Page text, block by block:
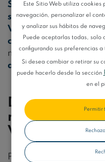
Este Sitio Web utiliza
navegación, personalizar el
y analizar sus hábitos de
Puede aceptarlas todas, solo
configurando sus preferencias
Si desea cambiar o retirar su
puede hacerlo desde la sección
en el
Permitir
Simplificatu situación
solucionesde
Valenciay ajusta tus
consolidandotus
mensual con mejores
ahoratusopciones!
Descubre tus
reunificación
Valencia
Para